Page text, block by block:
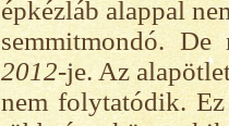
épkézláb alappal
semmitmondó.
2012-je. Az
nem folytatódik.